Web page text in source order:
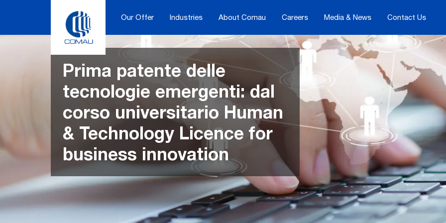
Our Offer Industries About Comau Careers Media & News Contact Us
Prima patente delle
tecnologie emergenti: dal
corso universitario Human
& Technology Licence for
business innovation